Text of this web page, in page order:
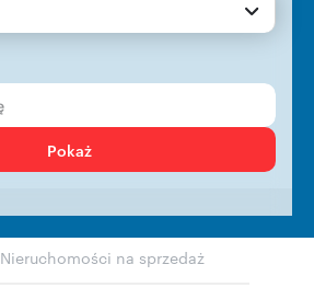
Pokaż
Nieruchomości na sprzedaż